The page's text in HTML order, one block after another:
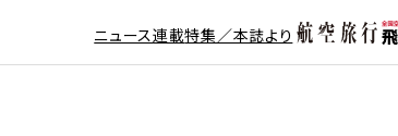
ニュース連載特集／本誌より